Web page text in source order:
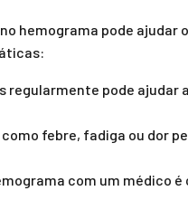
hemograma pode ajudar
regularmente pode ajudar
febre, fadiga ou dor
com um médico